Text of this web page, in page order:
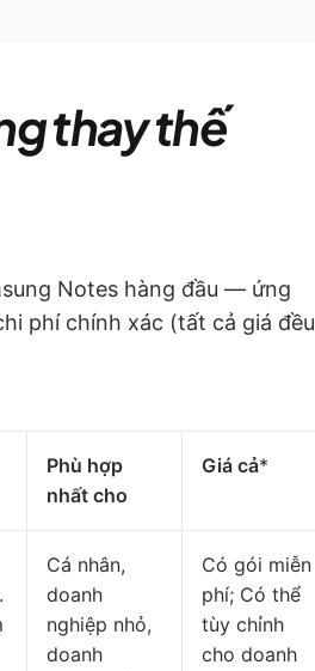
thay thế
Notes hàng đầu — ứng
phí chính xác (tất cả giá đều
Phù hợp
nhất cho
Giá cả*
Cá nhân,
doanh
nghiệp nhỏ,
doanh
Có gói miễn
phí; Có thể
tùy chỉnh
cho doanh